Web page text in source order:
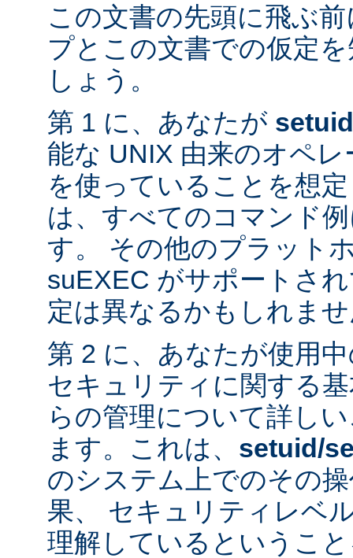
この文書の先頭に飛ぶ
プとこの文書での仮定
しょう。
第 1 に、あなたが setuid
能な UNIX 由来のオペ
を使っていることを想
は、すべてのコマンド
す。 その他のプラット
suEXEC がサポートさ
定は異なるかもしれま
第 2 に、あなたが使用
セキュリティに関する
らの管理について詳し
ます。これは、 setuid/
のシステム上でのその
果、 セキュリティレベ
理解しているというこ